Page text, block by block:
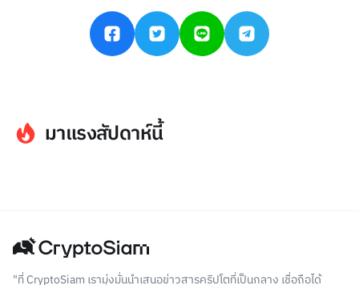
มาแรงสัปดาห์นี้
"ที่ CryptoSiam เรามุ่งมั่นนำเสนอข่าวสารคริปโตที่เป็นกลาง เชื่อถือได้